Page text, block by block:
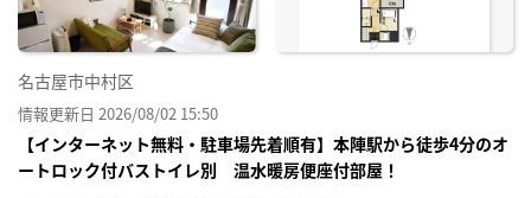
名古屋市中村区
情報更新日 2026/08/02 15:50
【インターネット無料・駐車場先着順有】本陣駅から徒歩4分のオ
ートロック付バストイレ別 温水暖房便座付部屋！